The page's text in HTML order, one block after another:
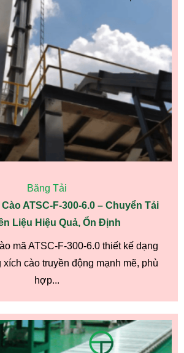
Băng Tải
ATSC-F-300-6.0 – Chuyển Tải
Liệu Hiệu Quả, Ổn Định
mã ATSC-F-300-6.0 thiết kế dạng
cào truyền động mạnh mẽ, phù
hợp...